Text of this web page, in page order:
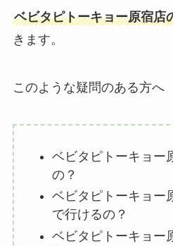
ベビタピトーキョー原宿店
きます。
このような疑問のある方へ
ベビタピトーキョー
の？
ベビタピトーキョー
で行けるの？
ベビタピトーキョー